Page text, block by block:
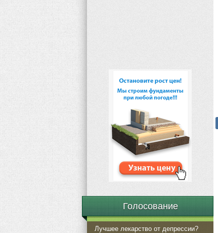
Голосование
Лучшее лекарство от депрессии?